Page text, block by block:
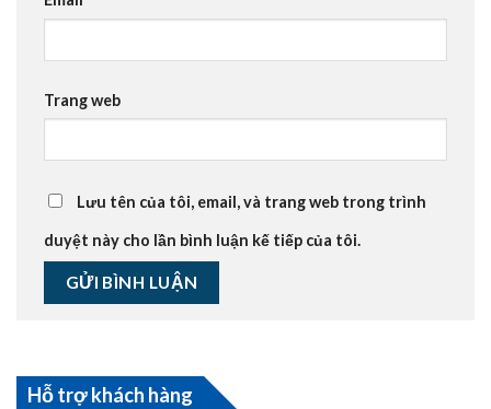
Trang web
Lưu tên của tôi, email, và trang web trong trình
duyệt này cho lần bình luận kế tiếp của tôi.
Hỗ trợ khách hàng